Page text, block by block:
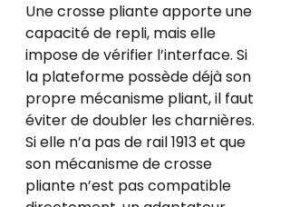
Une crosse pliante apporte une
capacité de repli, mais elle
impose de vérifier l’interface. Si
la plateforme possède déjà son
propre mécanisme pliant, il faut
éviter de doubler les charnières.
Si elle n’a pas de rail 1913 et que
son mécanisme de crosse
pliante n’est pas compatible